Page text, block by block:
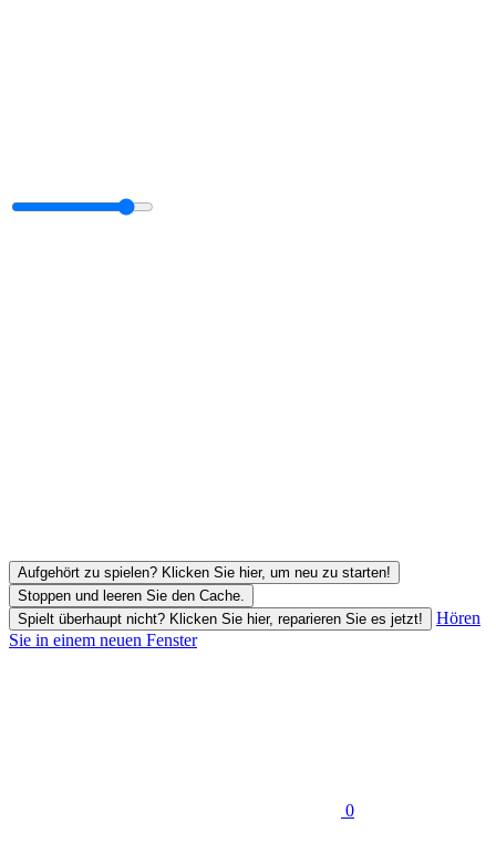
Aufgehört zu spielen? Klicken Sie hier, um neu zu starten!
Stoppen und leeren Sie den Cache.
Spielt überhaupt nicht? Klicken Sie hier, reparieren Sie es jetzt!
Hören
Sie in einem neuen Fenster
0